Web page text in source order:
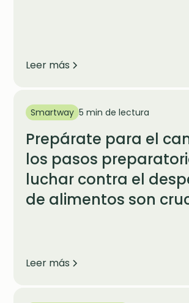
Leer más
Smartway 5 min de lectura
Prepárate para el
los pasos
luchar contra el
de alimentos son
Leer más